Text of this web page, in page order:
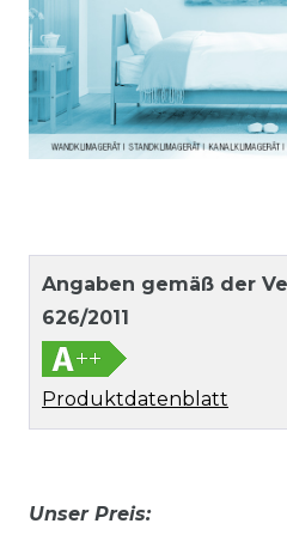
Angaben gemäß der
626/2011
Produktdatenblatt
Unser Preis: